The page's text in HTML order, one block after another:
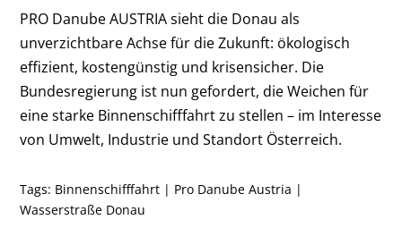
PRO Danube AUSTRIA sieht die Donau als
unverzichtbare Achse für die Zukunft: ökologisch
effizient, kostengünstig und krisensicher. Die
Bundesregierung ist nun gefordert, die Weichen für
eine starke Binnenschifffahrt zu stellen – im Interesse
von Umwelt, Industrie und Standort Österreich.
Tags: Binnenschifffahrt | Pro Danube Austria |
Wasserstraße Donau